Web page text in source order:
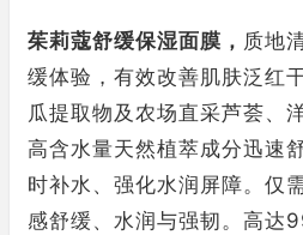
茱莉蔻舒缓保湿面膜， 质地
缓体验，有效改善肌肤泛红
瓜提取物及农场直采芦荟、
高含水量天然植萃成分迅速
时补水、强化水润屏障。仅
感舒缓、水润与强韧。高达